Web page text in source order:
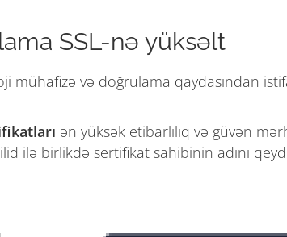
SSL-nə yüksəlt
mühafizə və doğrulama qaydasından
ən yüksək etibarlılıq və güvən
ilə birlikdə sertifikat sahibinin adını